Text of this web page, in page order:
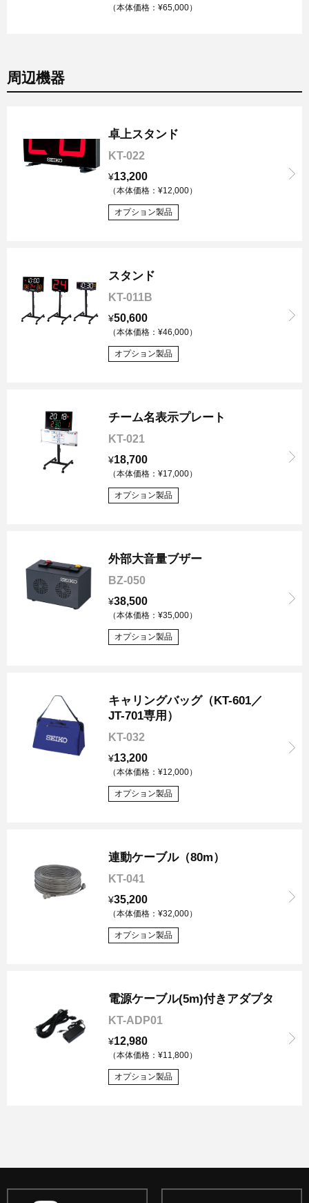
（本体価格：¥65,000）
周辺機器
卓上スタンド
KT-022
¥13,200
（本体価格：¥12,000）
オプション製品
スタンド
KT-011B
¥50,600
（本体価格：¥46,000）
オプション製品
チーム名表示プレート
KT-021
¥18,700
（本体価格：¥17,000）
オプション製品
外部大音量ブザー
BZ-050
¥38,500
（本体価格：¥35,000）
オプション製品
キャリングバッグ（KT-601／
JT-701専用）
KT-032
¥13,200
（本体価格：¥12,000）
オプション製品
連動ケーブル（80m）
KT-041
¥35,200
（本体価格：¥32,000）
オプション製品
電源ケーブル(5m)付きアダプタ
KT-ADP01
¥12,980
（本体価格：¥11,800）
オプション製品